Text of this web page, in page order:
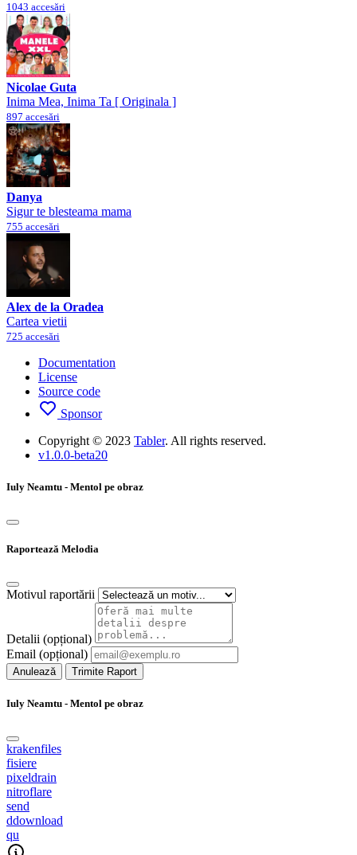
1043 accesări
Nicolae Guta
Inima Mea, Inima Ta [ Originala ]
897 accesări
Danya
Sigur te blesteama mama
755 accesări
Alex de la Oradea
Cartea vietii
725 accesări
Documentation
License
Source code
Sponsor
Copyright © 2023 Tabler. All rights reserved.
v1.0.0-beta20
Iuly Neamtu - Mentol pe obraz
Raportează Melodia
Motivul raportării
Detalii (opțional)
Email (opțional)
Anulează Trimite Raport
Iuly Neamtu - Mentol pe obraz
krakenfiles
fisiere
pixeldrain
nitroflare
send
ddownload
qu